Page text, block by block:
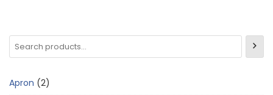
Apron 2